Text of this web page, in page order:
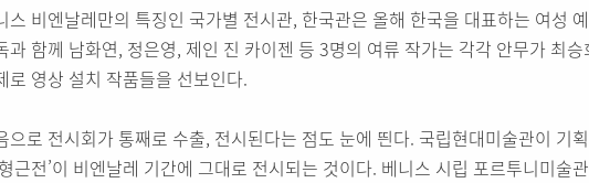
스 비엔날레만의 특징인 국가별 전시관, 한국관은 올해 한국을 대표하는 여성
과 함께 남화연, 정은영, 제인 진 카이젠 등 3명의 여류 작가는 각각 안무가 최
로 영상 설치 작품들을 선보인다.
으로 전시회가 통째로 수출, 전시된다는 점도 눈에 띈다. 국립현대미술관이 기
근전’이 비엔날레 기간에 그대로 전시되는 것이다. 베니스 시립 포르투니미술